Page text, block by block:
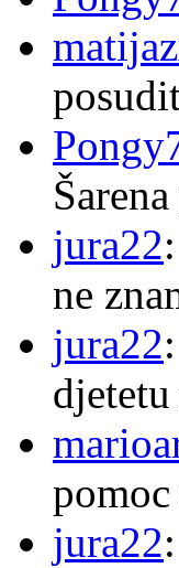
jura22
ne
jura22
jura22